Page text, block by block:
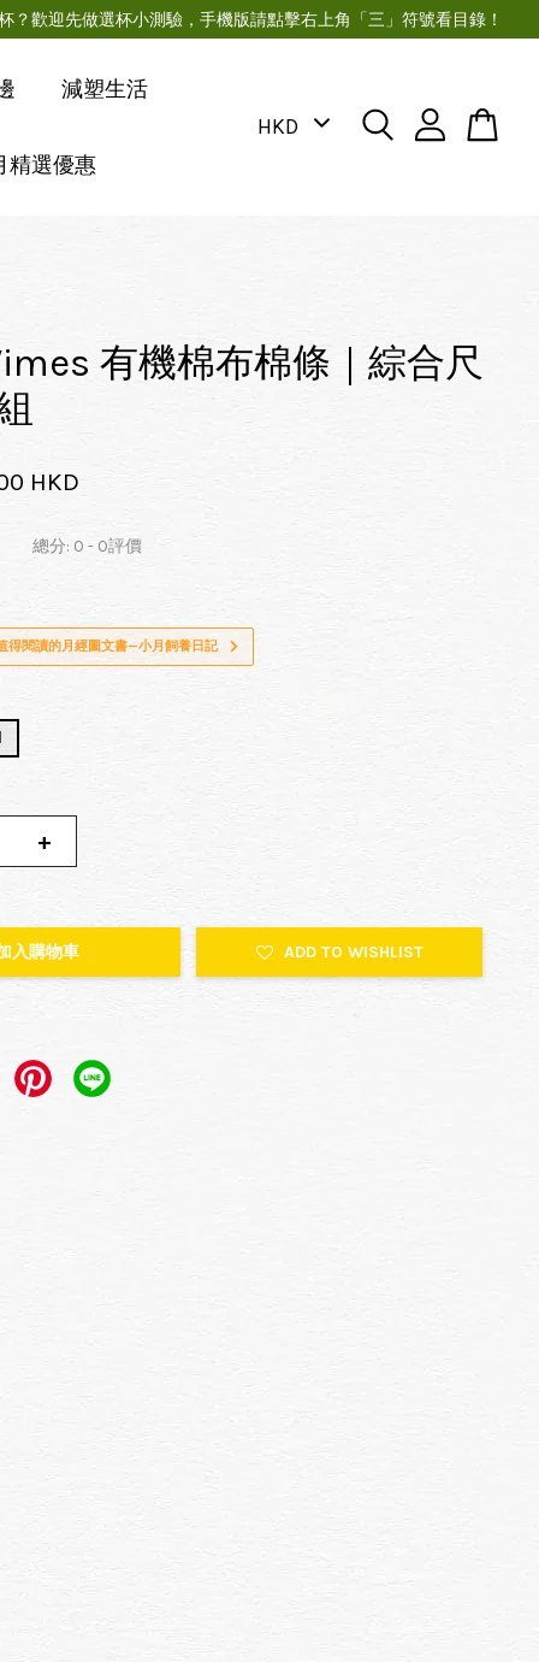
歡迎先做選杯小測驗，手機版請點擊右上角「三」符號看目錄！
減塑生活
精選優惠
有機棉布棉條｜綜合尺
HKD
總分: 0 - 0評價
得閱讀的月經圖文書—小月飼養日記
+
入購物車 ADD TO WISHLIST